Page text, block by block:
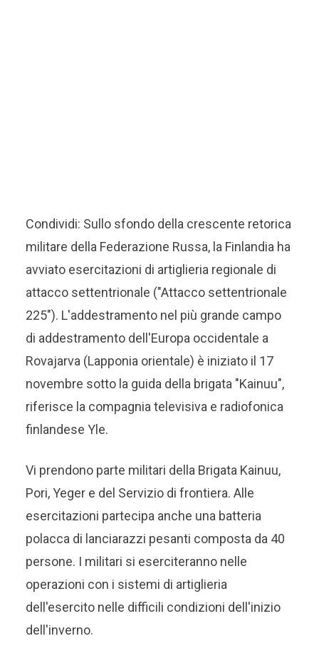
Condividi: Sullo sfondo della crescente retorica
militare della Federazione Russa, la Finlandia ha
avviato esercitazioni di artiglieria regionale di
attacco settentrionale ("Attacco settentrionale
225"). L'addestramento nel più grande campo
di addestramento dell'Europa occidentale a
Rovajarva (Lapponia orientale) è iniziato il 17
novembre sotto la guida della brigata "Kainuu",
riferisce la compagnia televisiva e radiofonica
finlandese Yle.
Vi prendono parte militari della Brigata Kainuu,
Pori, Yeger e del Servizio di frontiera. Alle
esercitazioni partecipa anche una batteria
polacca di lanciarazzi pesanti composta da 40
persone. I militari si eserciteranno nelle
operazioni con i sistemi di artiglieria
dell'esercito nelle difficili condizioni dell'inizio
dell'inverno.